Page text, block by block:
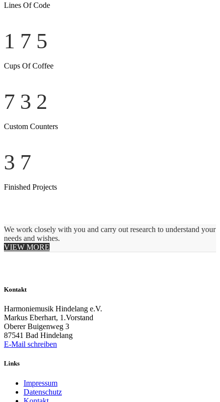
Lines Of Code
175
Cups Of Coffee
732
Custom Counters
37
Finished Projects
We work closely with you and carry out research to understand your
needs and wishes.
VIEW MORE
Kontakt
Harmoniemusik Hindelang e.V.
Markus Eberhart, 1.Vorstand
Oberer Buigenweg 3
87541 Bad Hindelang
E-Mail schreiben
Links
Impressum
Datenschutz